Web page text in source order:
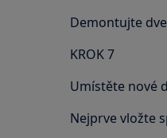
Demontujte
KROK 7
Umístěte nové
Nejprve vložte